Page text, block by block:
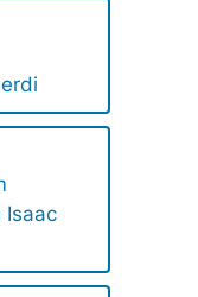
Isaac